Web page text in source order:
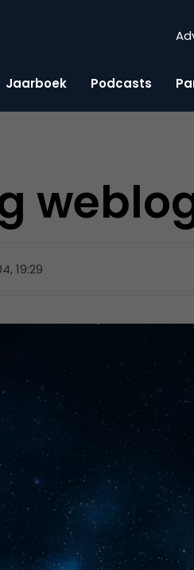
Jaarboek Podcasts
19:29